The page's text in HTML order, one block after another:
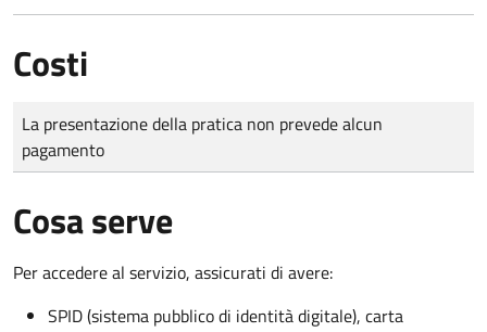
Costi
Tipo di pagamento
Importo
La presentazione della pratica non prevede alcun
pagamento
Cosa serve
Per accedere al servizio, assicurati di avere:
SPID (sistema pubblico di identità digitale), carta